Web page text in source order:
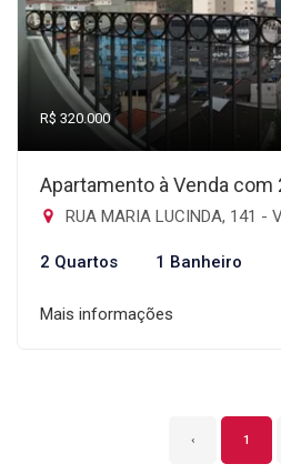
R$ 320.000
Apartamento à Venda com
RUA MARIA LUCINDA, 141 -
2 Quartos 1 Banheiro
Mais informações
‹ 1